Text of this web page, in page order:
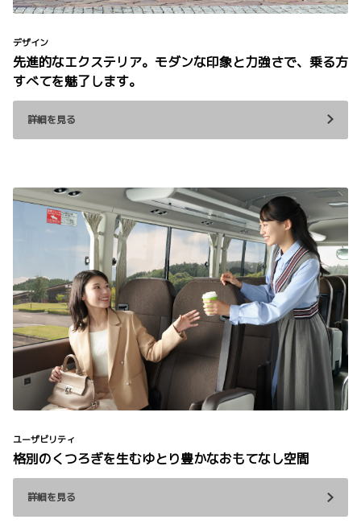
デザイン
先進的なエクステリア。モダンな印象と力強さで、乗る方
すべてを魅了します。
詳細を見る
ユーザビリティ
格別のくつろぎを生むゆとり豊かなおもてなし空間
詳細を見る